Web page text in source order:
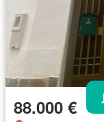
88.000 €